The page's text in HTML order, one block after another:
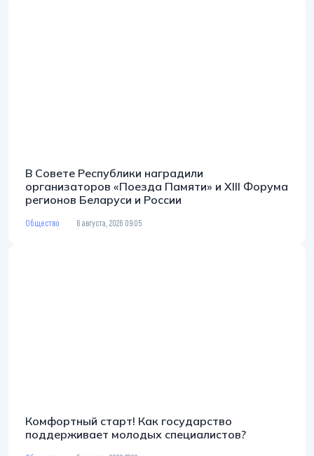
В Совете Республики наградили
организаторов «Поезда Памяти» и XIII Форума
регионов Беларуси и России
Общество 6 августа, 2026 09:05
Комфортный старт! Как государство
поддерживает молодых специалистов?